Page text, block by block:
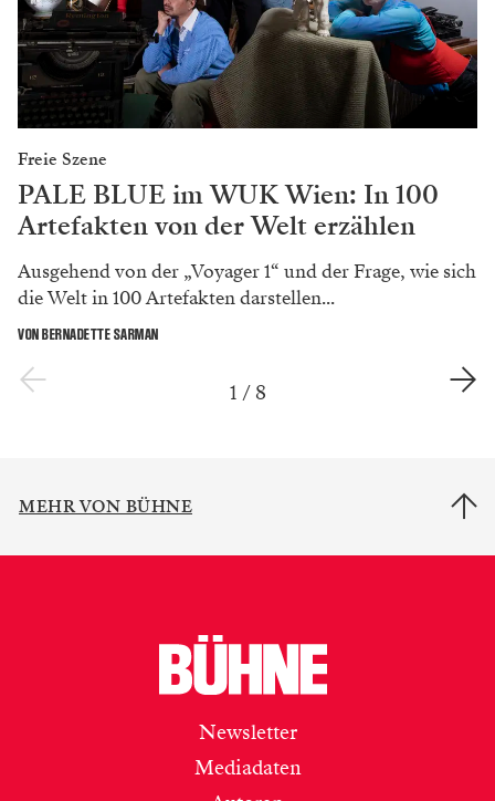
Freie Szene
PALE BLUE im WUK Wien: In 100
Artefakten von der Welt erzählen
Ausgehend von der „Voyager 1“ und der Frage, wie sich
die Welt in 100 Artefakten darstellen...
VON BERNADETTE SARMAN
1 / 8
MEHR VON BÜHNE
Newsletter
Mediadaten